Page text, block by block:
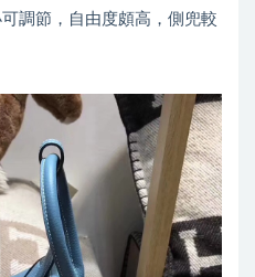
調節，自由度頗高，側兜較